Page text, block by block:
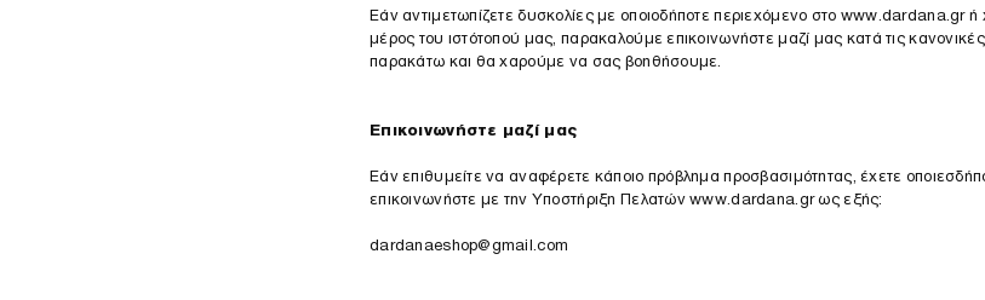
Εάν αντιμετωπίζετε δυσκολίες με οποιοδήποτε περιεχόμενο στο www.dardana.grή
μέρος του ιστότοπού μας, παρακαλούμε επικοινωνήστε μαζί μας κατά τις
παρακάτω και θα χαρούμε να σας βοηθήσουμε.
Επικοινωνήστε μαζί μας
Εάν επιθυμείτε να αναφέρετε κάποιο πρόβλημα προσβασιμότητας, έχετε
επικοινωνήστε με την Υποστήριξη Πελατώνwww.dardana.grως εξής:
dardanaeshop@gmail.com